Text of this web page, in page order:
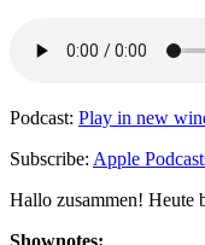
Podcast: Play in new
Subscribe: Apple
Hallo zusammen! Heute
Shownotes: